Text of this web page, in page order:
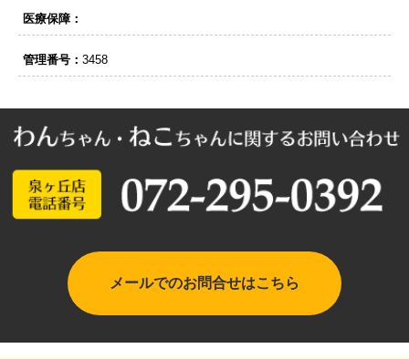
医療保障：
管理番号： 3458
メールでのお問合せはこちら